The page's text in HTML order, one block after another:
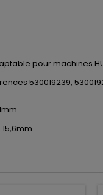
pour machines
530019239,